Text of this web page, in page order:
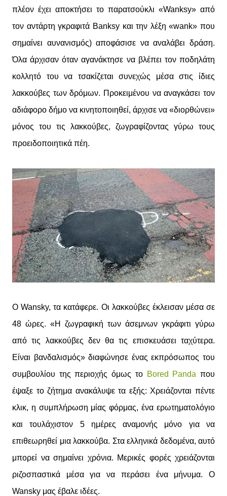
πλέον έχει αποκτήσει το παρατσούκλι «Wanksy» από
τον αντάρτη γκραφιτά Banksy και την λέξη «wank» που
σημαίνει αυνανισμός) αποφάσισε να αναλάβει δράση.
Όλα άρχισαν όταν αγανάκτησε να βλέπει τον ποδηλάτη
κολλητό του να τσακίζεται συνεχώς μέσα στις ίδιες
λακκούβες των δρόμων. Προκειμένου να αναγκάσει τον
αδιάφορο δήμο να κινητοποιηθεί, άρχισε να «διορθώνει»
μόνος του τις λακκούβες, ζωγραφίζοντας γύρω τους
προειδοποιητικά πέη.
Ο Wansky, τα κατάφερε. Οι λακκούβες έκλεισαν μέσα σε
48 ώρες. «Η ζωγραφική των άσεμνων γκράφιτι γύρω
από τις λακκούβες δεν θα τις επισκευάσει ταχύτερα.
Είναι βανδαλισμός» διαφώνησε ένας εκπρόσωπος του
συμβουλίου της περιοχής όμως το Bored Panda που
έψαξε το ζήτημα ανακάλυψε τα εξής: Χρειάζονται πέντε
κλικ, η συμπλήρωση μίας φόρμας, ένα ερωτηματολόγιο
και τουλάχιστον 5 ημέρες αναμονής μόνο για να
επιθεωρηθεί μια λακκούβα. Στα ελληνικά δεδομένα, αυτό
μπορεί να σημαίνει χρόνια. Μερικές φορές χρειάζονται
ριζοσπαστικά μέσα για να περάσει ένα μήνυμα. Ο
Wansky μας έβαλε ιδέες.